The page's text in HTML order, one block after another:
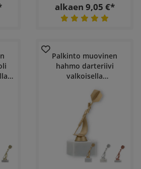
alkaen 9,05 €*
Palkinto muovinen
hahmo darteriivi
valkoisella